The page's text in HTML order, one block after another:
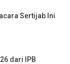
Sertijab Ini
dari IPB